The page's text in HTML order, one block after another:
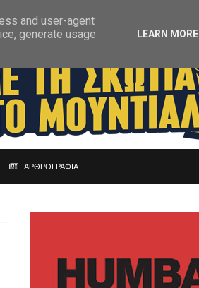
ΑΡΘΡΟΓΡΑΦΙΑ
and user-agent
generate usage
LEARN MORE